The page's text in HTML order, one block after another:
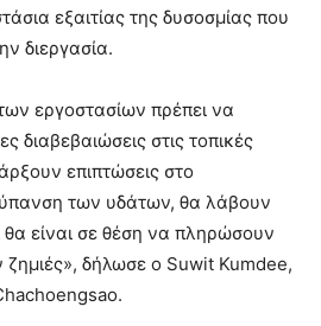
εξαιτίας της δυσοσμίας που
διεργασία.
εργοστασίων πρέπει να
διαβεβαιώσεις στις τοπικές
επιπτώσεις στο
των υδάτων, θα λάβουν
είναι σε θέση να πληρώσουν
ζημιές», δήλωσε ο Suwit Kumdee,